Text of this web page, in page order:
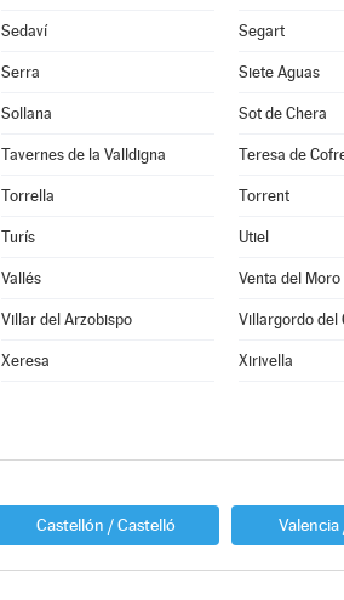
Sedaví Segart
Serra Siete Aguas
Sollana Sot de Chera
Tavernes de la Valldigna Teresa de
Torrella Torrent
Turís Utiel
Vallés Venta del Moro
Villar del Arzobispo Villargordo del
Xeresa Xirivella
Castellón / Castelló Valencia